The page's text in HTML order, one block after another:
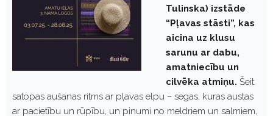
Tulinska) izstāde
“Pļavas stāsti”, kas
aicina uz klusu
sarunu ar dabu,
amatniecību un
cilvēka atmiņu. Šeit
satopas aušanas ritms ar pļavas elpu – segas, kuras austas
ar pacietību un rūpību, un pinumi no meldriem un salmiem,